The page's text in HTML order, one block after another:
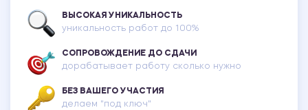
ВЫСОКАЯ УНИКАЛЬНОСТЬ
уникальность работ до 100%
СОПРОВОЖДЕНИЕ ДО СДАЧИ
дорабатывает работу сколько нужно
БЕЗ ВАШЕГО УЧАСТИЯ
делаем "под ключ"